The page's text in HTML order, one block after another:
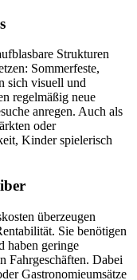
Strukturen
Sommerfeste,
sich visuell und
regelmäßig neue
anregen. Auch als
oder
Kinder spielerisch
überzeugen
Sie benötigen
haben geringe
Fahrgeschäften. Dabei
Gastronomieumsätze